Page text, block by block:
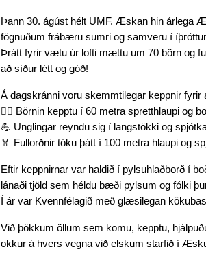
Þann 30. ágúst hélt UMF. Æskan hin árlega
fögnuðum frábæru sumri og samveru í
Þrátt fyrir vætu úr lofti mættu um 70 börn og
að síður létt og góð!
Á dagskránni voru skemmtilegar keppnir fyrir
🏃‍♀️ Börnin kepptu í 60 metra spretthlaupi og
💪 Unglingar reyndu sig í langstökki og
🏅 Fullorðnir tóku þátt í 100 metra hlaupi og
Eftir keppnirnar var haldið í pylsuhlaðborð í
lánaði tjöld sem héldu bæði pylsum og fólki
Í ár var Kvennfélagið með glæsilegan
Við þökkum öllum sem komu, kepptu,
okkur á hvers vegna við elskum starfið í